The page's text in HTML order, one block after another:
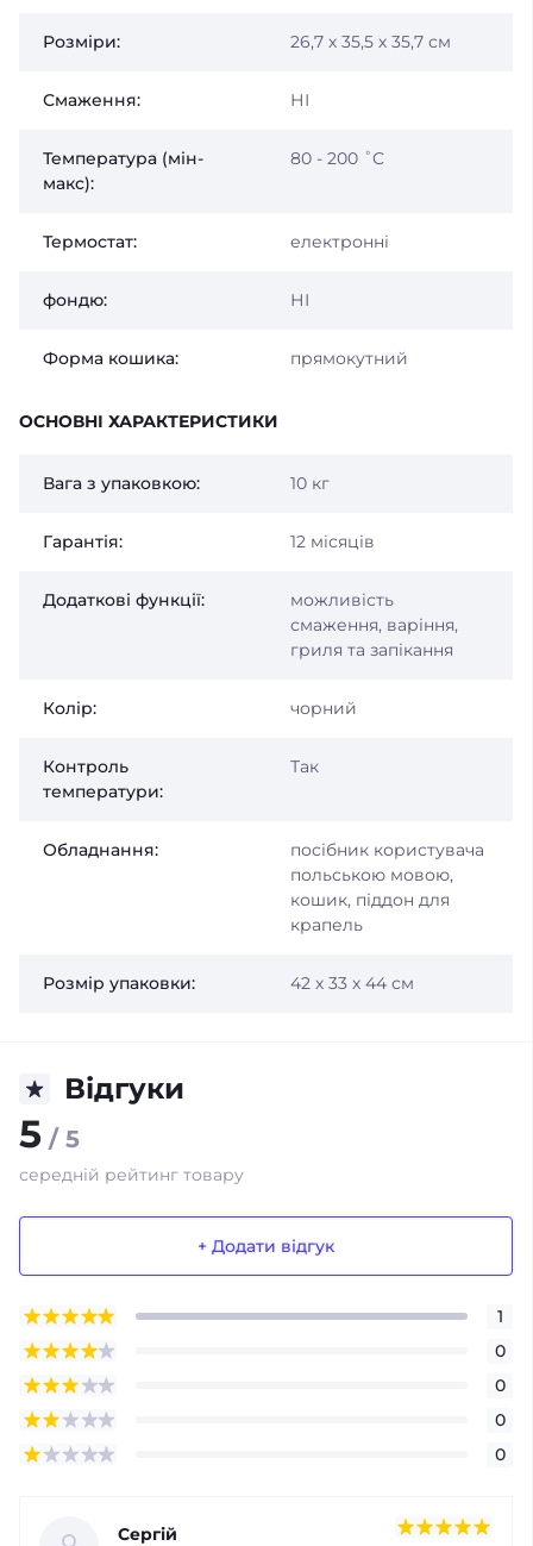
Розміри: 26,7 х 35,5 х 35,7 см
Смаження: НІ
Температура (мін-
макс):
80 - 200 ˚C
Термостат: електронні
фондю: НІ
Форма кошика: прямокутний
ОСНОВНІ ХАРАКТЕРИСТИКИ
Вага з упаковкою: 10 кг
Гарантія: 12 місяців
Додаткові функції:
можливість
смаження, варіння,
гриля та запікання
Колір: чорний
Контроль
температури:
Так
Обладнання:
посібник користувача
польською мовою,
кошик, піддон для
крапель
Розмір упаковки: 42 х 33 х 44 см
Відгуки
5 / 5
середній рейтинг товару
+ Додати відгук
1
0
0
0
0
Сергій